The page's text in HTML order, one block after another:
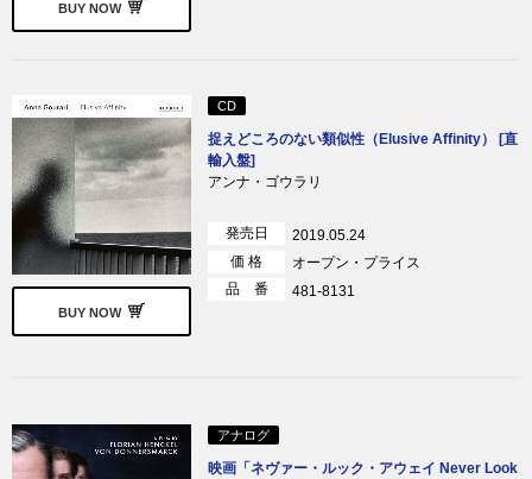
BUY NOW
BUY NOW
CD
捉えどころのない類似性（Elusive Affinity） [直
輸入盤]
アンナ・ゴウラリ
発売日
2019.05.24
価 格
オープン・プライス
品 番
481-8131
アナログ
映画「ネヴァー・ルック・アウェイ Never Look